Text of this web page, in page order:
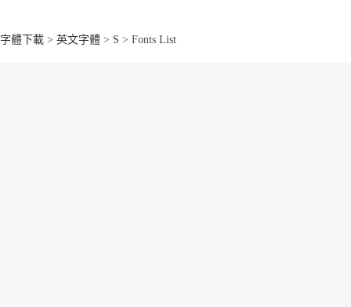
字體下載 > 英文字體 > S > Fonts List